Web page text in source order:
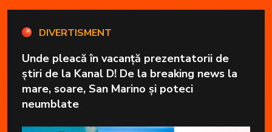
DIVERTISMENT
Unde pleacă în vacanță prezentatorii de
știri de la Kanal D! De la breaking news la
mare, soare, San Marino și poteci
neumblate